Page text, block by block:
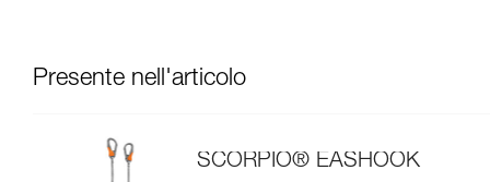
Presente nell'articolo
SCORPIO® EASHOOK